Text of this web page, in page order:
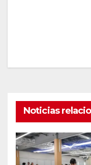
Noticias